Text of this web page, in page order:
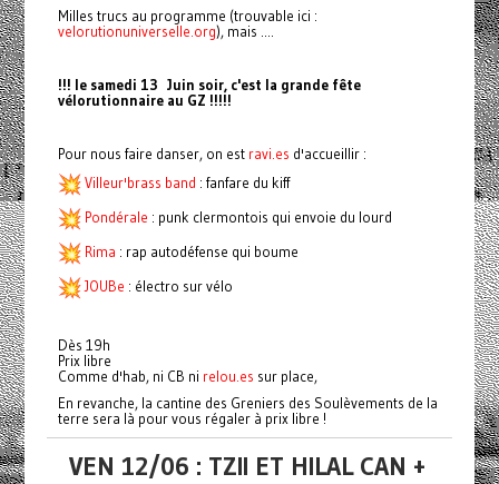
Milles trucs au programme (trouvable ici :
velorutionuniverselle.org), mais ....
!!! le samedi 13 Juin soir, c'est la grande fête
vélorutionnaire au GZ !!!!!
Pour nous faire danser, on est ravi.es d'accueillir :
Villeur'brass band : fanfare du kiff
Pondérale : punk clermontois qui envoie du lourd
Rima : rap autodéfense qui boume
JOUBe : électro sur vélo
Dès 19h
Prix libre
Comme d'hab, ni CB ni relou.es sur place,
En revanche, la cantine des Greniers des Soulèvements de la
terre sera là pour vous régaler à prix libre !
VEN 12/06 : TZII ET HILAL CAN +